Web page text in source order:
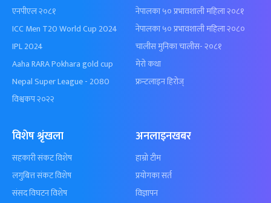
एनपीएल २०८१
ICC Men T20 World Cup 2024
IPL 2024
Aaha RARA Pokhara gold cup
Nepal Super League - 2080
विश्वकप २०२२
नेपालका ५० प्रभावशाली महिला २०८१
नेपालका ५० प्रभावशाली महिला २०८०
चालीस मुनिका चालीस- २०८१
मेरो कथा
फ्रन्टलाइन हिरोज्
विशेष श्रृंखला
सहकारी संकट विशेष
लगुबित्त संकट विशेष
संसद विघटन विशेष
अनलाइनखबर
हाम्रो टीम
प्रयोगका सर्त
विज्ञापन